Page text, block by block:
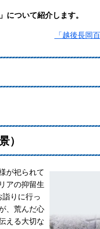
ついて紹介します。
「越後長岡
）
が祀られて
アの抑留生
りに行っ
、荒んだ心
える大切な